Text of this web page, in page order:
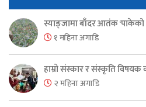
स्याङ्जामा बाँदर आतंक ‘पाकेको
१ महिना अगाडि
हाम्रो संस्कार र संस्कृति विषयक
२ महिना अगाडि